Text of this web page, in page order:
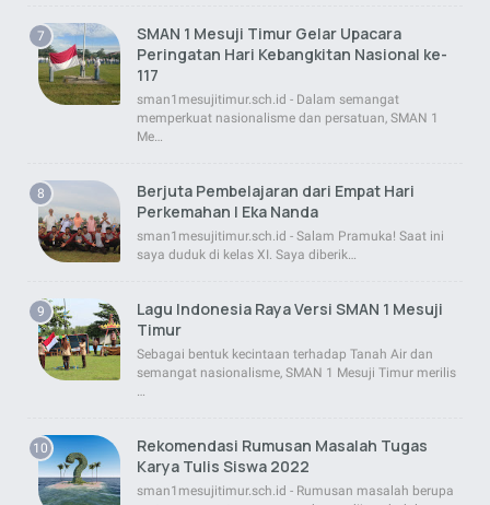
SMAN 1 Mesuji Timur Gelar Upacara
Peringatan Hari Kebangkitan Nasional ke-
117
sman1mesujitimur.sch.id - Dalam semangat
memperkuat nasionalisme dan persatuan, SMAN 1
Me…
Berjuta Pembelajaran dari Empat Hari
Perkemahan | Eka Nanda
sman1mesujitimur.sch.id - Salam Pramuka! Saat ini
saya duduk di kelas XI. Saya diberik…
Lagu Indonesia Raya Versi SMAN 1 Mesuji
Timur
Sebagai bentuk kecintaan terhadap Tanah Air dan
semangat nasionalisme, SMAN 1 Mesuji Timur merilis
…
Rekomendasi Rumusan Masalah Tugas
Karya Tulis Siswa 2022
sman1mesujitimur.sch.id - Rumusan masalah berupa